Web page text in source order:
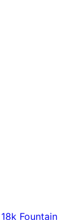
Fountain